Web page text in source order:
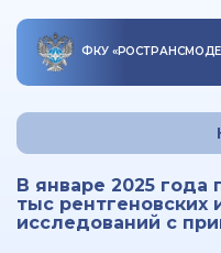
ФКУ «
В январе 2025
тыс
исследований с